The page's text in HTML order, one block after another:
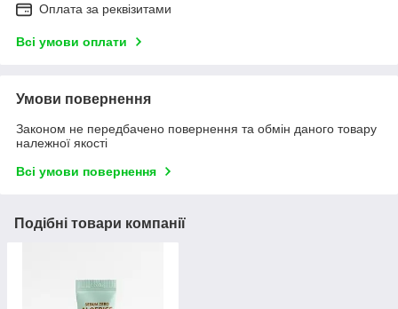
Оплата за реквізитами
Всі умови оплати
Умови повернення
Законом не передбачено повернення та обмін даного товару
належної якості
Всі умови повернення
Подібні товари компанії